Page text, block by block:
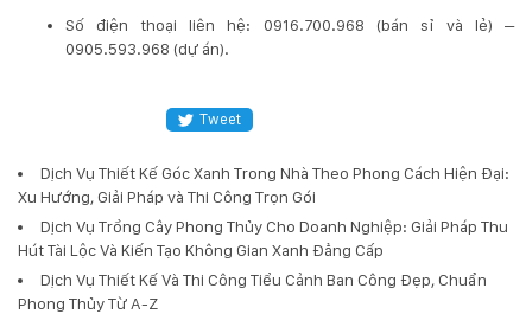
Số điện thoại liên hệ: 0916.700.968 (bán sỉ và lẻ) –
0905.593.968 (dự án).
Tweet
Dịch Vụ Thiết Kế Góc Xanh Trong Nhà Theo Phong Cách Hiện Đại:
Xu Hướng, Giải Pháp và Thi Công Trọn Gói
Dịch Vụ Trồng Cây Phong Thủy Cho Doanh Nghiệp: Giải Pháp Thu
Hút Tài Lộc Và Kiến Tạo Không Gian Xanh Đẳng Cấp
Dịch Vụ Thiết Kế Và Thi Công Tiểu Cảnh Ban Công Đẹp, Chuẩn
Phong Thủy Từ A-Z